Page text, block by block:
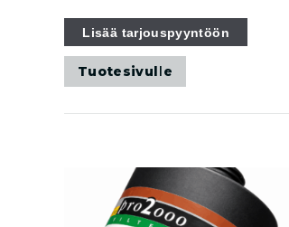
Lisää tarjouspyyntöön
Tuotesivulle